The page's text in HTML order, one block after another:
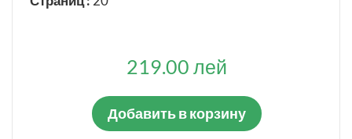
Гармонизированные стандарты
ДЕЙСТВУЮЩИЙ
219.00 лей
Добавить в корзину